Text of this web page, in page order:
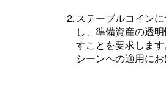
ステーブルコイン
し、準備資産の透
すことを要求しま
シーンへの適用に